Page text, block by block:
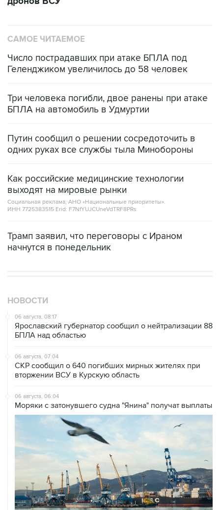
САМОЕ ЧИТАЕМОЕ
Число пострадавших при атаке БПЛА под
Геленджиком увеличилось до 58 человек
Три человека погибли, двое ранены при атаке
БПЛА на автомобиль в Удмуртии
Путин сообщил о решении сосредоточить в
одних руках все службы тыла Минобороны
Как российские медицинские технологии
выходят на мировые рынки
Социальная реклама, АНО «Национальные приоритеты».
ИНН 7725383515 Erid: F7NfYUJCUneVdTRF8PRs
Трамп заявил, что переговоры с Ираном
начнутся в понедельник
НОВОСТИ
06 августа, 08:17
Ярославский губернатор сообщил о нейтрализации 88
БПЛА над областью
06 августа, 07:04
СКР сообщил о 640 погибших мирных жителях при
вторжении ВСУ в Курскую область
06 августа, 06:04
Моряки с затонувшего судна "Янина" получат выплаты